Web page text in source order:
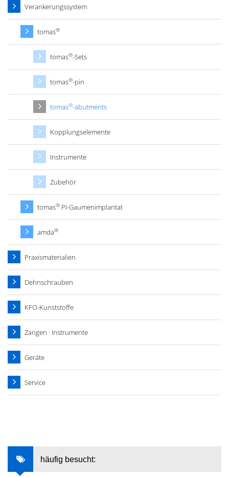
Verankerungssystem
tomas®
tomas®-Sets
tomas®-pin
tomas®-abutments
Kopplungselemente
Instrumente
Zubehör
tomas® PI-Gaumenimplantat
amda®
Praxismaterialien
Dehnschrauben
KFO-Kunststoffe
Zangen · Instrumente
Geräte
Service
häufig besucht: